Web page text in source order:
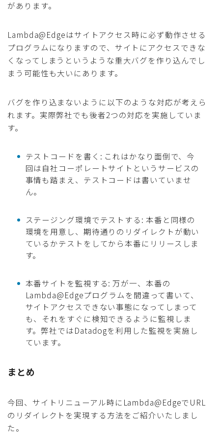
があります。
Lambda@Edgeはサイトアクセス時に必ず動作させる
プログラムになりますので、サイトにアクセスできな
くなってしまうというような重大バグを作り込んでし
まう可能性も大いにあります。
バグを作り込まないように以下のような対応が考えら
れます。実際弊社でも後者2つの対応を実施していま
す。
テストコードを書く: これはかなり面倒で、今
回は自社コーポレートサイトというサービスの
事情も踏まえ、テストコードは書いていませ
ん。
ステージング環境でテストする: 本番と同様の
環境を用意し、期待通りのリダイレクトが動い
ているかテストをしてから本番にリリースしま
す。
本番サイトを監視する: 万が一、本番の
Lambda@Edgeプログラムを間違って書いて、
サイトアクセスできない事態になってしまって
も、それをすぐに検知できるように監視しま
す。弊社ではDatadogを利用した監視を実施し
ています。
まとめ
今回、サイトリニューアル時にLambda@EdgeでURL
のリダイレクトを実現する方法をご紹介いたしまし
た。